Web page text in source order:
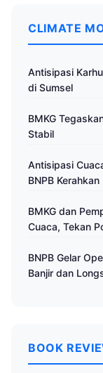
CLIMATE
Antisipasi
di Sumsel
BMKG
Stabil
Antisipasi
BNPB
BMKG dan
Cuaca, Tekan
BNPB Gelar
Banjir dan
BOOK